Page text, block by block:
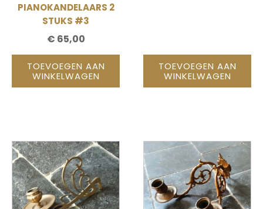
PIANOKANDELAARS 2
STUKS #3
€ 65,00
TOEVOEGEN AAN
WINKELWAGEN
TOEVOEGEN AAN
WINKELWAGEN